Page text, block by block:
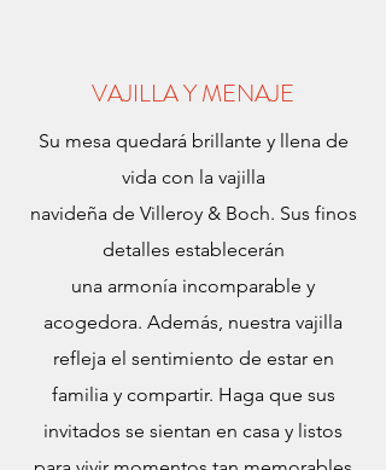
VAJILLA Y MENAJE
Su mesa quedará brillante y llena de
vida con la vajilla
navideña de Villeroy & Boch. Sus finos
detalles establecerán
una armonía incomparable y
acogedora. Además, nuestra vajilla
refleja el sentimiento de estar en
familia y compartir. Haga que sus
invitados se sientan en casa y listos